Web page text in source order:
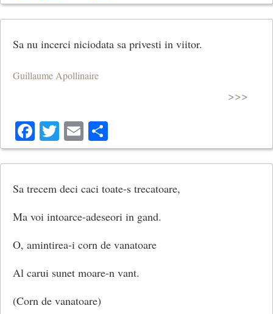
Sa nu incerci niciodata sa privesti in viitor.
Guillaume Apollinaire
>>>
Facebook
Twitter
Email
Sa trecem deci caci toate-s trecatoare,
Ma voi intoarce-adeseori in gand.
O, amintirea-i corn de vanatoare
Al carui sunet moare-n vant.
(Corn de vanatoare)